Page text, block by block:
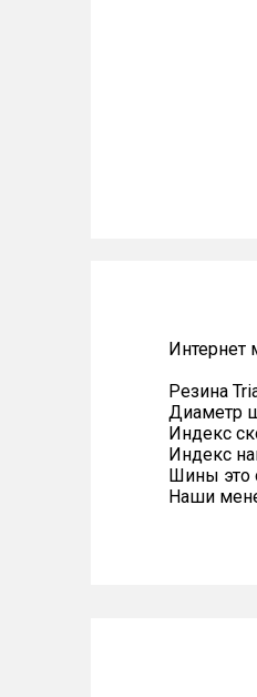
Интернет
Резина
Диаметр
Индекс
Индекс
Шины это
Наши